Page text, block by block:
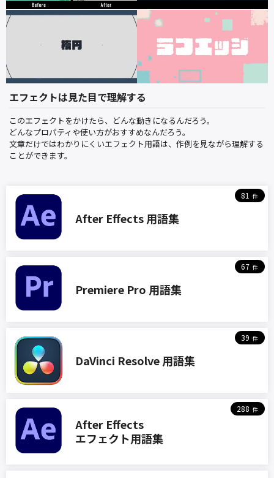
エフェクトは見た目で理解する
このエフェクトをかけたら、どんな動きになるんだろう。
どんなプロパティや使い方がおすすめなんだろう。
文章だけではわかりにくいエフェクト用語は、作例を見ながら理解する
ことができます。
81
After Effects 用語集
67
Premiere Pro 用語集
39
DaVinci Resolve 用語集
288
After Effects
エフェクト用語集